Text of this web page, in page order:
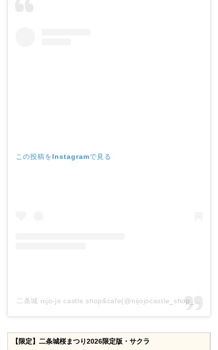
この投稿をInstagramで見る
二条城 nijo-jo castle
【限定】二条城桜まつり2026限定版・サクラ